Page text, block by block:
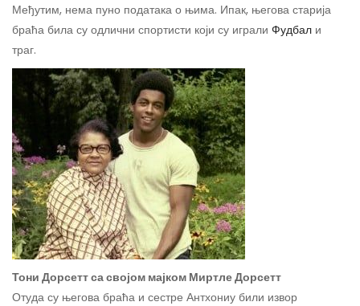
Међутим, нема пуно података о њима. Ипак, његова старија
браћа била су одлични спортисти који су играли Фудбал и
траг.
Тони Дорсетт са својом мајком Миртле Дорсетт
Отуда су његова браћа и сестре Антхониу били извор